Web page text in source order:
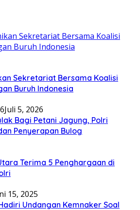
Sekretariat Bersama Koalisi
Buruh Indonesia
Juli 5, 2026
Bagi Petani Jagung, Polri
Penyerapan Bulog
Terima 5 Penghargaan di
15, 2025
Undangan Kemnaker Soal